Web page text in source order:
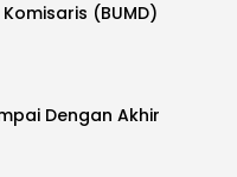
(BUMD)
Dengan Akhir